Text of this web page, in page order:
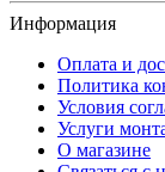
Информация
Оплата и
Политика
Условия
Услуги
О магазине